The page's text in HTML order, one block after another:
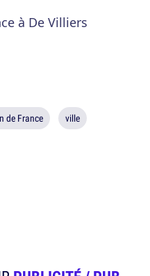
à De Villiers
de France ville